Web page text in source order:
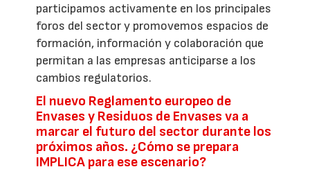
participamos activamente en los principales
foros del sector y promovemos espacios de
formación, información y colaboración que
permitan a las empresas anticiparse a los
cambios regulatorios.
El nuevo Reglamento europeo de
Envases y Residuos de Envases va a
marcar el futuro del sector durante los
próximos años. ¿Cómo se prepara
IMPLICA para ese escenario?